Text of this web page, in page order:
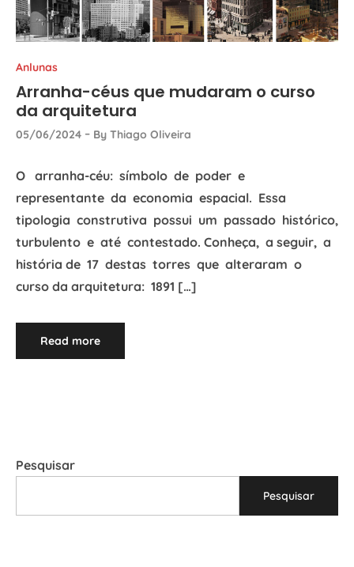
Pesquisar
Pesquisar
Anlunas
Arranha-céus que mudaram o curso
da arquitetura
05/06/2024 ByThiago Oliveira
O arranha-céu: símbolo de poder e
representante da economia espacial. Essa
tipologia construtiva possui um passado histórico,
turbulento e até contestado. Conheça, a seguir, a
história de 17 destas torres que alteraram o
curso da arquitetura: 1891 […]
Read more